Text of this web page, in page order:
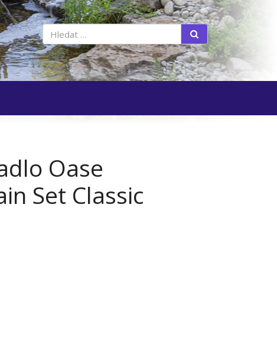
Vyhledat
Oase
Set Classic